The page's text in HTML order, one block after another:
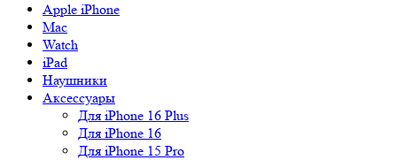
Apple iPhone
Mac
Watch
iPad
Наушники
Аксессуары
Для iPhone 16 Plus
Для iPhone 16
Для iPhone 15 Pro